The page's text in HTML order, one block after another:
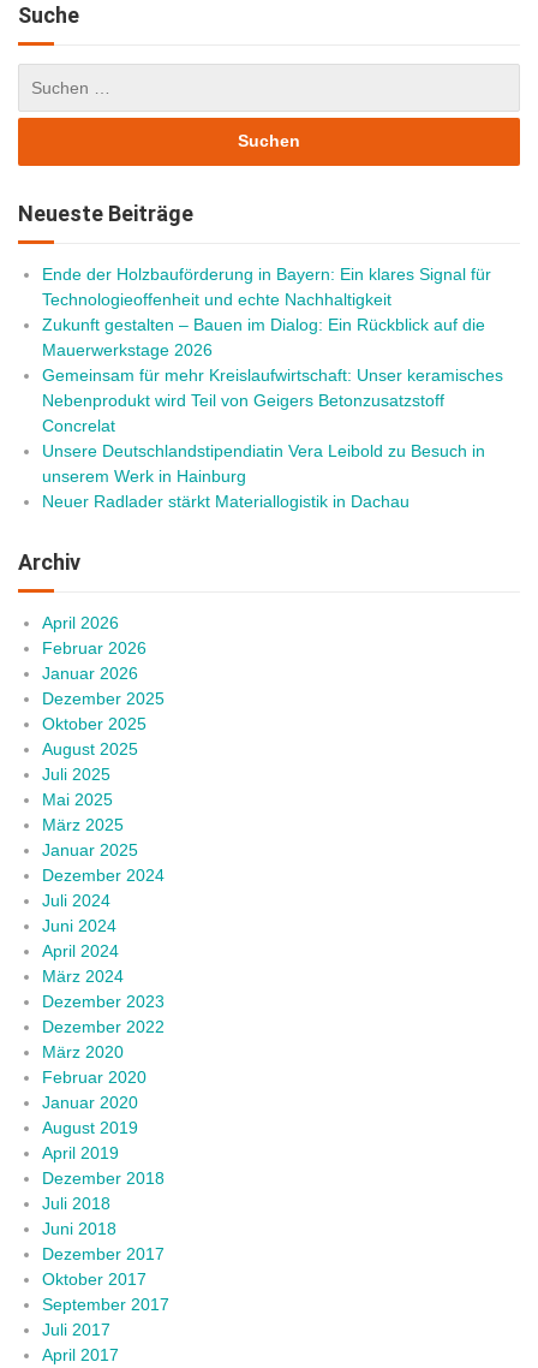
Suche
Neueste Beiträge
Ende der Holzbauförderung in Bayern: Ein klares Signal für
Technologieoffenheit und echte Nachhaltigkeit
Zukunft gestalten – Bauen im Dialog: Ein Rückblick auf die
Mauerwerkstage 2026
Gemeinsam für mehr Kreislaufwirtschaft: Unser keramisches
Nebenprodukt wird Teil von Geigers Betonzusatzstoff
Concrelat
Unsere Deutschlandstipendiatin Vera Leibold zu Besuch in
unserem Werk in Hainburg
Neuer Radlader stärkt Materiallogistik in Dachau
Archiv
April 2026
Februar 2026
Januar 2026
Dezember 2025
Oktober 2025
August 2025
Juli 2025
Mai 2025
März 2025
Januar 2025
Dezember 2024
Juli 2024
Juni 2024
April 2024
März 2024
Dezember 2023
Dezember 2022
März 2020
Februar 2020
Januar 2020
August 2019
April 2019
Dezember 2018
Juli 2018
Juni 2018
Dezember 2017
Oktober 2017
September 2017
Juli 2017
April 2017